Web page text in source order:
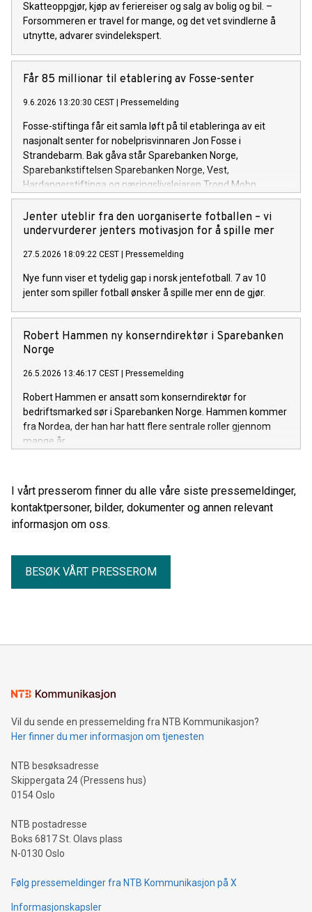
Skatteoppgjør, kjøp av feriereiser og salg av bolig og bil. –
Forsommeren er travel for mange, og det vet svindlerne å
utnytte, advarer svindelekspert.
Får 85 millionar til etablering av Fosse-senter
9.6.2026 13:20:30 CEST Pressemelding
Fosse-stiftinga får eit samla løft på til etableringa av eit
nasjonalt senter for nobelprisvinnaren Jon Fosse i
Strandebarm. Bak gåva står Sparebanken Norge,
Sparebankstiftelsen Sparebanken Norge, Vest,
Hardangerstiftinga og næringslivsleiaren Trond Mohn.
Jenter uteblir fra den uorganiserte fotballen – vi
undervurderer jenters motivasjon for å spille mer
27.5.2026 18:09:22 CEST Pressemelding
Nye funn viser et tydelig gap i norsk jentefotball. 7 av 10
jenter som spiller fotball ønsker å spille mer enn de gjør.
Robert Hammen ny konserndirektør i Sparebanken
Norge
26.5.2026 13:46:17 CEST Pressemelding
Robert Hammen er ansatt som konserndirektør for
bedriftsmarked sør i Sparebanken Norge. Hammen kommer
fra Nordea, der han har hatt flere sentrale roller gjennom
mange år.
I vårt presserom finner du alle våre siste pressemeldinger,
kontaktpersoner, bilder, dokumenter og annen relevant
informasjon om oss.
BESØK VÅRT PRESSEROM
Vil du sende en pressemelding fra NTB Kommunikasjon?
Her finner du mer informasjon om tjenesten
NTB besøksadresse
Skippergata 24 (Pressens hus)
0154 Oslo
NTB postadresse
Boks 6817 St. Olavs plass
N-0130 Oslo
Følg pressemeldinger fra NTB Kommunikasjon på X
Informasjonskapsler